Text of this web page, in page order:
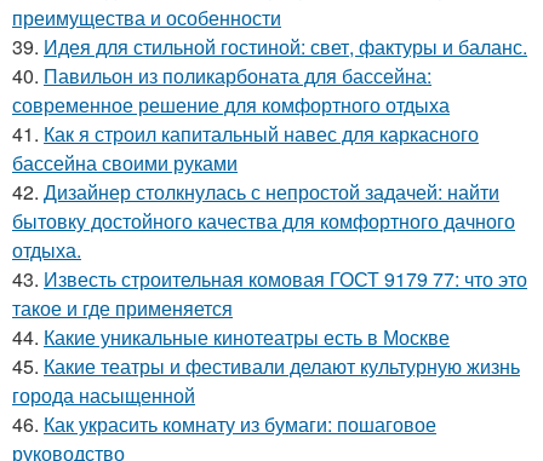
преимущества и особенности
39. Идея для стильной гостиной: свет, фактуры и баланс.
40. Павильон из поликарбоната для бассейна:
современное решение для комфортного отдыха
41. Как я строил капитальный навес для каркасного
бассейна своими руками
42. Дизайнер столкнулась с непростой задачей: найти
бытовку достойного качества для комфортного дачного
отдыха.
43. Известь строительная комовая ГОСТ 9179 77: что это
такое и где применяется
44. Какие уникальные кинотеатры есть в Москве
45. Какие театры и фестивали делают культурную жизнь
города насыщенной
46. Как украсить комнату из бумаги: пошаговое
руководство